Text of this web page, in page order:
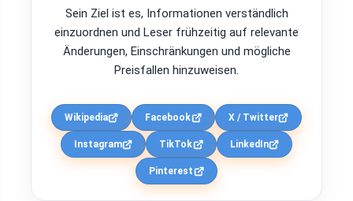
Sein Ziel ist es, Informationen verständlich
einzuordnen und Leser frühzeitig auf relevante
Änderungen, Einschränkungen und mögliche
Preisfallen hinzuweisen.
Wikipedia Facebook X / Twitter
Instagram TikTok LinkedIn
Pinterest